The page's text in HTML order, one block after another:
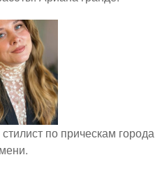
по прическам города